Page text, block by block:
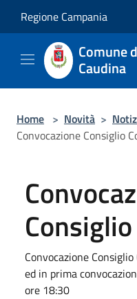
Regione Campania
Comune
Caudina
Home > Novità >
Convocazione Consiglio
Convocazione
ed in prima
ore 18:30